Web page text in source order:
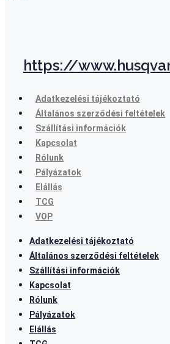
https://
Adatkezelési tájékoztató
Általános szerződési feltételek
Szállítási információk
Kapcsolat
Rólunk
Pályázatok
Elállás
TCG
VOP
Adatkezelési tájékoztató
Általános szerződési feltételek
Szállítási információk
Kapcsolat
Rólunk
Pályázatok
Elállás